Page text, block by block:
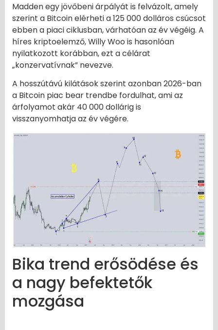
Madden egy jövőbeni árpályát is felvázolt, amely
szerint a Bitcoin elérheti a 125 000 dolláros csúcsot
ebben a piaci ciklusban, várhatóan az év végéig. A
híres kriptoelemző, Willy Woo is hasonlóan
nyilatkozott korábban, ezt a célárat
„konzervatívnak” nevezve.
A hosszútávú kilátások szerint azonban 2026-ban
a Bitcoin piac bear trendbe fordulhat, ami az
árfolyamot akár 40 000 dollárig is
visszanyomhatja az év végére.
Bika trend erősödése és
a nagy befektetők
mozgása